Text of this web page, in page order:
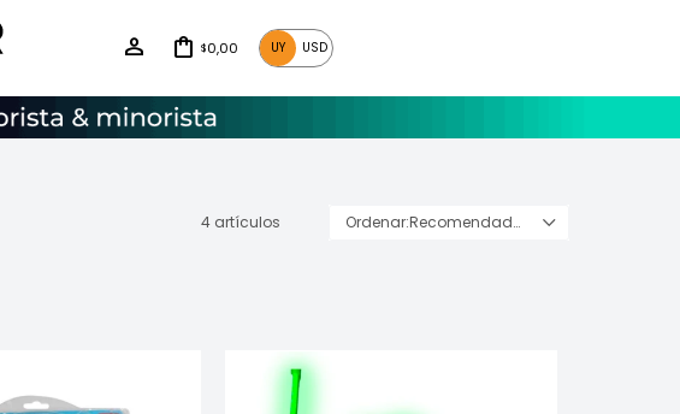
$0,00 UY USD
4 artículos Recomendados